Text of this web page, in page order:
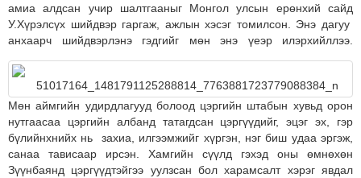
амиа алдсан учир шалтгааныг Монгол улсын ерөнхий сайд
У.Хүрэлсүх шийдвэр гаргаж, ажлын хэсэг томилсон. Энэ дагуу
анхаарч шийдвэрлэнэ гэдгийг мөн энэ үеэр илэрхийллээ.
Мөн аймгийн удирдлагууд болоод цэргийн штабын хувьд орон
нутгаасаа цэргийн албанд татагдсан цэргүүдийг, эцэг эх, гэр
бүлийнхнийх нь захиа, илгээмжийг хүргэн, нэг биш удаа эргэж,
санаа тависаар ирсэн. Хамгийн сүүлд гэхэд оны өмнөхөн
Зүүнбаянд цэргүүдтэйгээ уулзсан бол харамсалт хэрэг явдал